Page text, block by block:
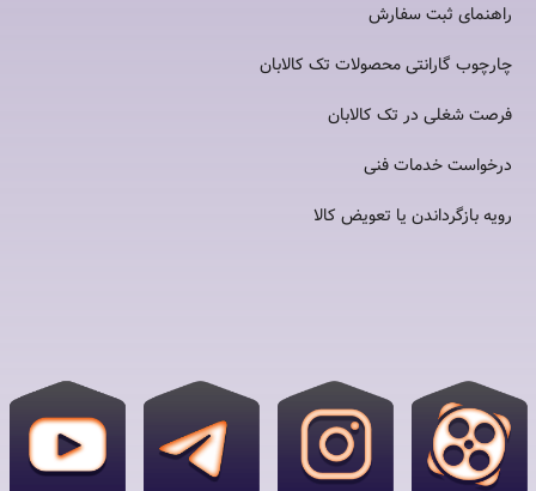
راهنمای ثبت سفارش
چارچوب گارانتی محصولات تک کالابان
فرصت شغلی در تک کالابان
درخواست خدمات فنی
رویه بازگرداندن یا تعویض کالا